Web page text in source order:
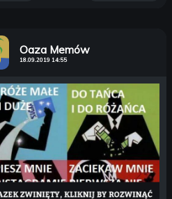
Oaza Memów
18.09.2019 14:55